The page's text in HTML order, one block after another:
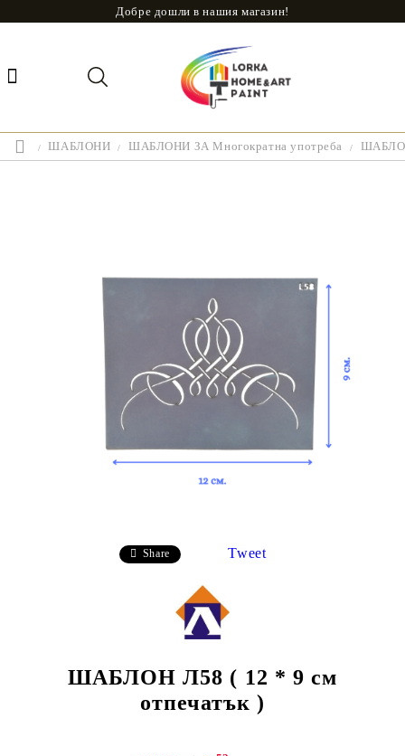
Добре дошли в нашия магазин!
ШАБЛОНИ ШАБЛОНИ ЗА Многократна употреба
Share Tweet
ШАБЛОН Л58 ( 12 * 9 см
отпечатък )